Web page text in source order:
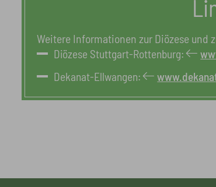
Weitere Informationen zur Diözese
Diözese Stuttgart-Rottenburg:
Dekanat-Ellwangen: